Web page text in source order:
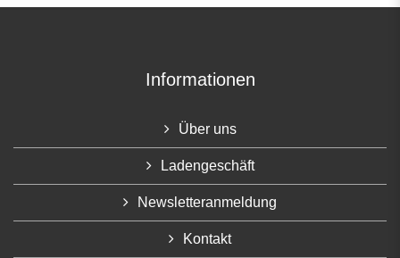
Informationen
Über uns
Ladengeschäft
Newsletteranmeldung
Kontakt